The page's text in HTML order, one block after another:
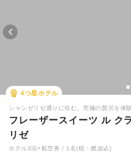
4つ星ホテル
シャンゼリゼ通りに住む。究極の贅沢を体験
フレーザースイーツ ル ク
リゼ
ホテル3泊+航空券 / 1名(税・燃油込)